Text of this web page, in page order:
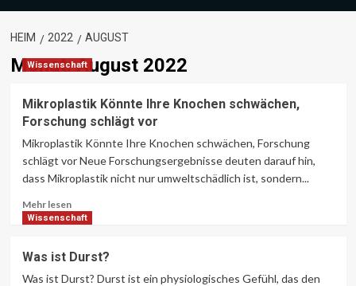
HEIM 2022 AUGUST
Monat:August 2022
Wissenschaft
Mikroplastik Könnte Ihre Knochen schwächen,
Forschung schlägt vor
Mikroplastik Könnte Ihre Knochen schwächen, Forschung
schlägt vor Neue Forschungsergebnisse deuten darauf hin,
dass Mikroplastik nicht nur umweltschädlich ist, sondern...
Mehr lesenLesen
Sie
Mikroplastik
Könnte
Wissenschaft
Was ist Durst?
Was ist Durst? Durst ist ein physiologisches Gefühl, das den